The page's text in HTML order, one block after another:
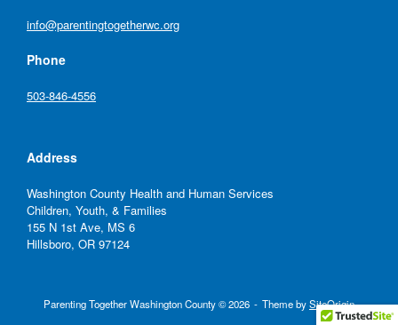
info@parentingtogetherwc.org
Phone
503-846-4556
Address
Washington County Health and Human Services
Children, Youth, & Families
155 N 1st Ave, MS 6
Hillsboro, OR 97124
Parenting Together Washington County © 2026 Theme bySiteOrigin